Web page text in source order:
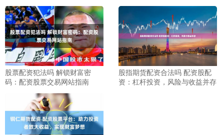
股票配资犯法吗 解锁财富密
码：配资股票交易网站指南
股指期货配资合法吗 配资股配
资：杠杆投资，风险与收益并存